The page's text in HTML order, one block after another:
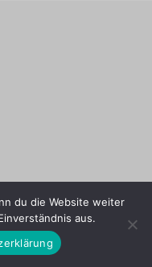
du die Website weiter
aus.